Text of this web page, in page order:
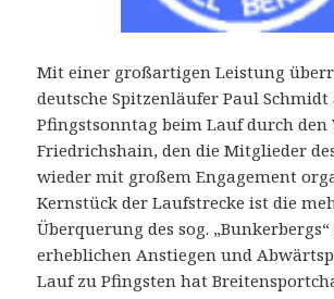
Mit einer großartigen Leistung
deutsche Spitzenläufer Paul Schmidt
Pfingstsonntag beim Lauf durch den
Friedrichshain, den die Mitglieder
wieder mit großem Engagement
Kernstück der Laufstrecke ist die
Überquerung des sog.
erheblichen Anstiegen und
Lauf zu Pfingsten hat